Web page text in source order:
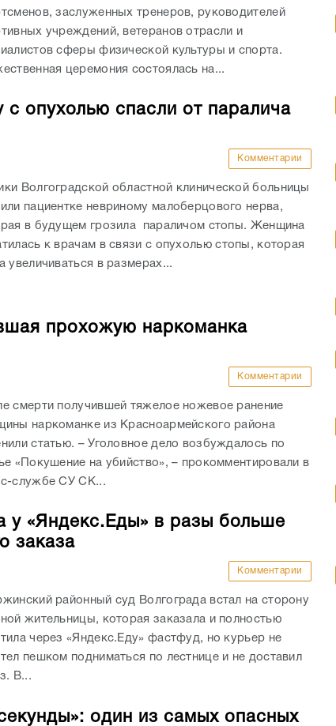
заслуженных тренеров, руководителей
учреждений, ветеранов отрасли и
сферы физической культуры и спорта.
церемония состоялась на...
с опухолью спасли от паралича
Комментарии
Волгоградской областной клинической больницы
пациентке невриному малоберцового нерва,
в будущем грозила параличом стопы. Женщина
к врачам в связи с опухолью стопы, которая
увеличиваться в размерах...
прохожую наркоманка
Комментарии
смерти получившей тяжелое ножевое ранение
наркоманке из Красноармейского района
статью. – Уголовное дело возбуждалось по
«Покушение на убийство», – прокомментировали в
службе СУ СК...
у «Яндекс.Еды» в разы больше
заказа
Комментарии
районный суд Волгограда встал на сторону
жительницы, которая заказала и полностью
через «Яндекс.Еду» фастфуд, но курьер не
пешком подниматься по лестнице и не доставил
В...
один из самых опасных